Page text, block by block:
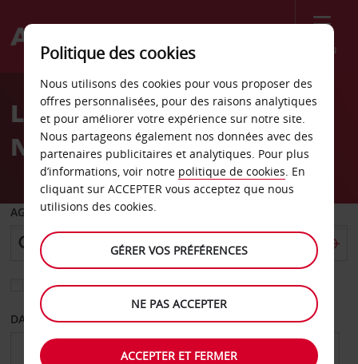
Menu
Welcome
AvisLocation de voiture
Nicaragua
AGENCE DE DÉPART
Sélectionnez une autre agence de retour
DATE DE DÉPART DATE DE RETOUR
Politique des cookies
Nous utilisons des cookies pour vous proposer des
offres personnalisées, pour des raisons analytiques
et pour améliorer votre expérience sur notre site.
Nous partageons également nos données avec des
partenaires publicitaires et analytiques. Pour plus
d’informations, voir notre politique de cookies. En
cliquant sur ACCEPTER vous acceptez que nous
utilisions des cookies.
GÉRER VOS PRÉFÉRENCES
NE PAS ACCEPTER
ACCEPTER ET FERMER